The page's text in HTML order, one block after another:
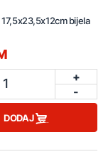
bijela
1
+
-
DODAJ